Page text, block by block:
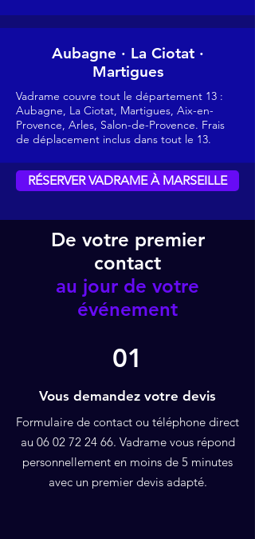
Aubagne · La Ciotat ·
Martigues
Vadrame couvre tout le département 13 :
Aubagne, La Ciotat, Martigues, Aix-en-
Provence, Arles, Salon-de-Provence. Frais
de déplacement inclus dans tout le 13.
RÉSERVER VADRAME À MARSEILLE
De votre premier
contact
au jour de votre
événement
01
Vous demandez votre devis
Formulaire de contact ou téléphone direct
au 06 02 72 24 66. Vadrame vous répond
personnellement en moins de 5 minutes
avec un premier devis adapté.